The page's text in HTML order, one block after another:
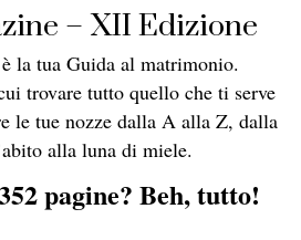
– XII Edizione
la tua Guida al matrimonio.
trovare tutto quello che ti serve
le tue nozze dalla A alla Z, dalla
alla luna di miele.
pagine? Beh, tutto!